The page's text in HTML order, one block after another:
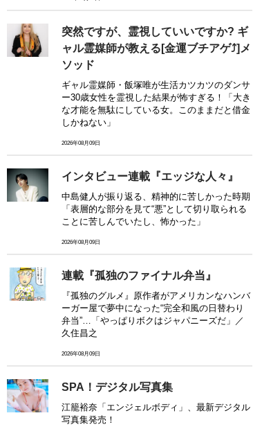
突然ですが、霊視していいですか? ギ
ャル霊媒師が教える[金運ブチアゲ⤴]メ
ソッド
ギャル霊媒師・飯塚唯が生活カツカツのダンサ
ー30歳女性を霊視した結果が怖すぎる！「大き
な才能を無駄にしている女。このままだと借金
しかねない」
2026年08月09日
インタビュー連載『エッジな人々』
中島健人が振り返る、精神的に苦しかった時期
「表層的な部分を見て“悪”として切り取られる
ことに苦しんでいたし、怖かった」
2026年08月09日
連載『孤独のファイナル弁当』
『孤独のグルメ』原作者がアメリカンなハンバ
ーガー屋で夢中になった“完全和風の日替わり
弁当”…「やっぱりボクはジャパニーズだ」／
久住昌之
2026年08月09日
SPA！デジタル写真集
江籠裕奈「エンジェルボディ」、最新デジタル
写真集発売！